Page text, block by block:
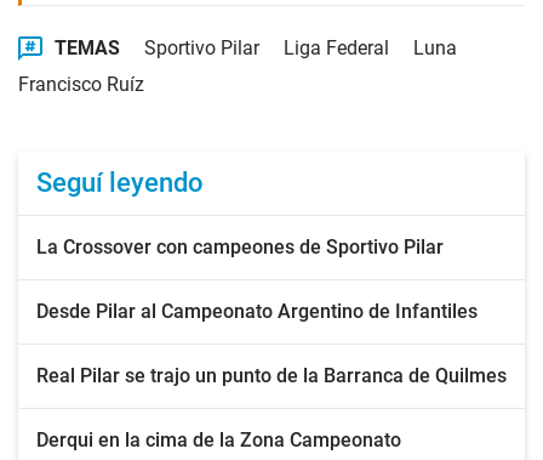
TEMAS Sportivo Pilar Liga Federal
Luna
Francisco Ruíz
Seguí leyendo
La Crossover con campeones de Sportivo Pilar
Desde Pilar al Campeonato Argentino de Infantiles
Real Pilar se trajo un punto de la Barranca de Quilmes
Derqui en la cima de la Zona Campeonato